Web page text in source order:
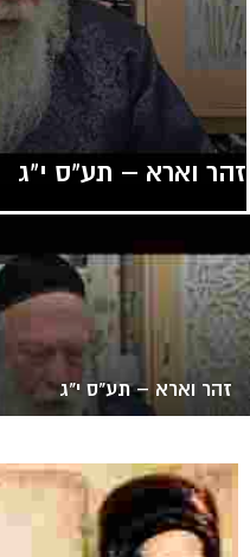
זהר וארא – תע"ס י"ג
זהר וארא – תע"ס י"ג